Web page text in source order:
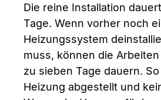
Die reine Installation
Tage. Wenn vorher noch
Heizungssystem
muss, können die
zu sieben Tage dauern.
Heizung abgestellt und